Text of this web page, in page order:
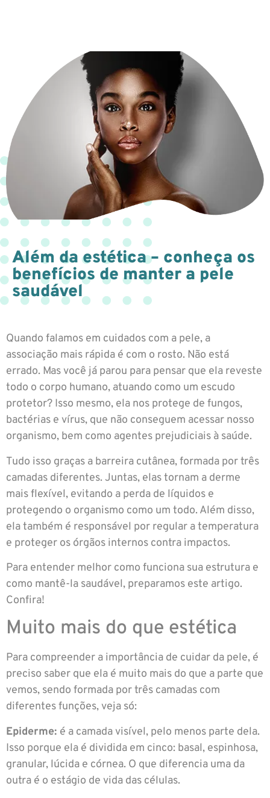
Além da estética – conheça os
benefícios de manter a pele
saudável
Quando falamos em cuidados com a pele, a
associação mais rápida é com o rosto. Não está
errado. Mas você já parou para pensar que ela reveste
todo o corpo humano, atuando como um escudo
protetor? Isso mesmo, ela nos protege de fungos,
bactérias e vírus, que não conseguem acessar nosso
organismo, bem como agentes prejudiciais à saúde.
Tudo isso graças a barreira cutânea, formada por três
camadas diferentes. Juntas, elas tornam a derme
mais flexível, evitando a perda de líquidos e
protegendo o organismo como um todo. Além disso,
ela também é responsável por regular a temperatura
e proteger os órgãos internos contra impactos.
Para entender melhor como funciona sua estrutura e
como mantê-la saudável, preparamos este artigo.
Confira!
Muito mais do que estética
Para compreender a importância de cuidar da pele, é
preciso saber que ela é muito mais do que a parte que
vemos, sendo formada por três camadas com
diferentes funções, veja só:
Epiderme: é a camada visível, pelo menos parte dela.
Isso porque ela é dividida em cinco: basal, espinhosa,
granular, lúcida e córnea. O que diferencia uma da
outra é o estágio de vida das células.